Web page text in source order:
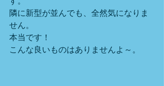
隣に新型が並んでも、全然気になりま
せん。
本当です！
こんな良いものはありませんよ～。